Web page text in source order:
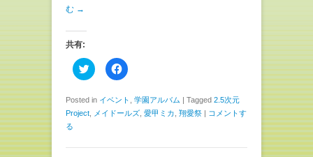
む →
共有:
ク
リ
し
T
t
F
a
b
o
o
有
Posted in イベント 学園アルバム | Tagged 2.5次元
Project
メイドールズ 愛甲ミカ 翔愛祭 | コメントす
る